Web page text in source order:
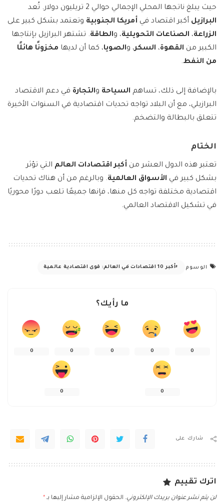
حيث يبلغ ناتجها المحلي الإجمالي حوالي 2 تريليون دولار. تُعد
البرازيل أكبر اقتصاد في أمريكا الجنوبية وتعتمد بشكل كبير على
الزراعة، الصناعات التحويلية، والطاقة. تشتهر البرازيل بإنتاجها
الكبير من القهوة، السكر، والصويا، كما أن لديها مخزونًا هائلًا
من النفط.
بالإضافة إلى ذلك، تساهم السياحة والتجارة في دعم الاقتصاد
البرازيلي، مع أن البلاد تواجه تحديات اقتصادية في السنوات الأخيرة
تتعلق بالبطالة والتضخم.
الختام
تعتبر هذه الدول العشر من أكبر اقتصادات العالم التي تؤثر
بشكل كبير في الأسواق العالمية. وبالرغم من أن هناك تحديات
اقتصادية مختلفة تواجه كل منها، فإنها جميعًا تلعب دورًا محوريًا
في تشكيل الاقتصاد العالمي.
الوسوم أكبر 10 اقتصادات في العالم: قوى اقتصادية عالمية
ما رأيك؟
0
0
0
0
0
0
0
شارك على
اترك تقييم
لن يتم نشر عنوان بريدك الإلكتروني. الحقول الإلزامية مشار إليها بـ *